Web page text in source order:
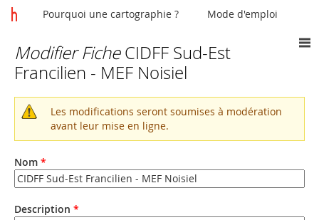
Vous
êtes
ici
Modifier FicheCIDFF Sud-Est
Francilien - MEF Noisiel
Message
d'avertissement
Les modifications seront soumises à modération
avant leur mise en ligne.
Nom *
Description *
Pourquoi une cartographie ? Mode d'emploi